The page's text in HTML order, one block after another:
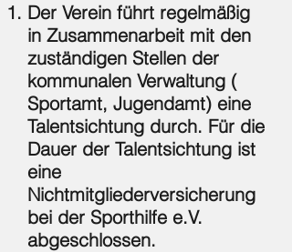
Der Verein führt regelmäßig
in Zusammenarbeit mit den
zuständigen Stellen der
kommunalen Verwaltung (
Sportamt, Jugendamt) eine
Talentsichtung durch. Für die
Dauer der Talentsichtung ist
eine
Nichtmitgliederversicherung
bei der Sporthilfe e.V.
abgeschlossen.